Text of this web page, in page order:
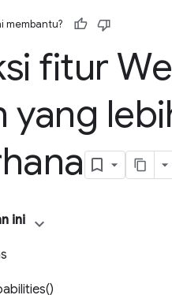
membantu?
fitur
yang
ini